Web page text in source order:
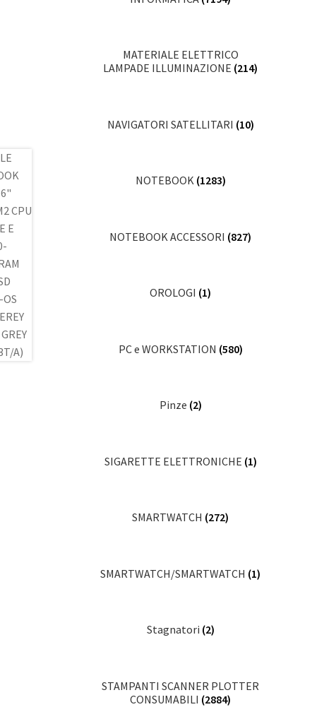
MATERIALE ELETTRICO
LAMPADE ILLUMINAZIONE (214)
NAVIGATORI SATELLITARI (10)
NOTEBOOK (1283)
NOTEBOOK ACCESSORI (827)
OROLOGI (1)
PC e WORKSTATION (580)
Pinze (2)
SIGARETTE ELETTRONICHE (1)
SMARTWATCH (272)
SMARTWATCH/SMARTWATCH (1)
Stagnatori (2)
STAMPANTI SCANNER PLOTTER
CONSUMABILI (2884)